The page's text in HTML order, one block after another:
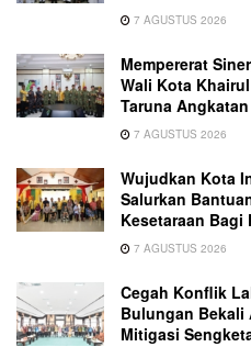
7 AGUSTUS 2026
Mempererat
Wali Kota
Taruna
7 AGUSTUS 2026
Wujudkan Kota
Salurkan
Kesetaraan
7 AGUSTUS 2026
Cegah Konflik
Bulungan Bekali
Mitigasi